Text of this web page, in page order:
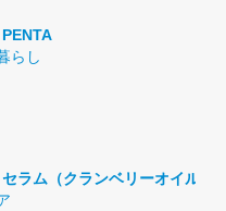
らし
ラム（クランベリーオイル）